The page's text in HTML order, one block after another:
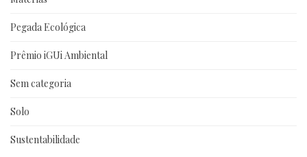
Pegada Ecológica
Prêmio iGUi Ambiental
Sem categoria
Solo
Sustentabilidade